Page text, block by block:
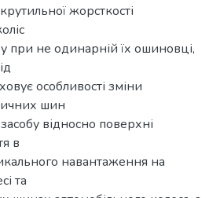
жорсткості
при не одинарній їх ошиновці,
особливості зміни
шин
відносно поверхні
в
навантаження на
та